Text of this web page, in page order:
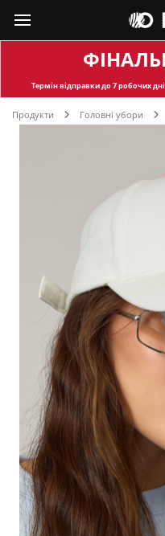
Термін відправкидо 7 робочих
Продукти Головні убори